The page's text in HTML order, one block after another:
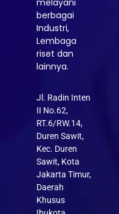
berbagai
Industri,
Lembaga
riset dan
lainnya.
Jl. Radin Inten
II No.62,
RT.6/RW.14,
Duren Sawit,
Kec. Duren
Sawit, Kota
Jakarta Timur,
Daerah
Khusus